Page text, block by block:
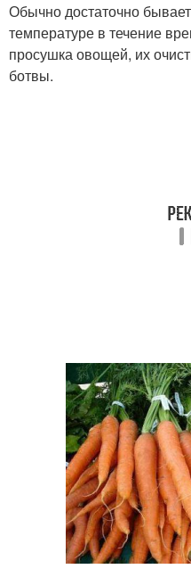
Обычно достаточно
температуре в течение
просушка овощей, их
ботвы.